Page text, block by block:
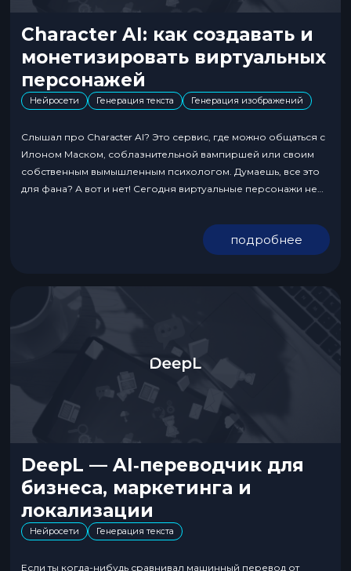
Character AI: как создавать и
монетизировать виртуальных
персонажей
Нейросети Генерация текста Генерация изображений
Слышал про Character AI? Это сервис, где можно общаться с
Илоном Маском, соблазнительной вампиршей или своим
собственным вымышленным психологом. Думаешь, все это
для фана? А вот и нет! Сегодня виртуальные персонажи не
который приносит трафик, лиды и деньги. Если ты
занимаешься арбитражем, маркетингом, продаешь
подробнее
DeepL — AI‑переводчик для
бизнеса, маркетинга и
локализации
Нейросети Генерация текста
Если ты когда-нибудь сравнивал машинный перевод от